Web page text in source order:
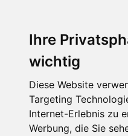
Ihre
wichtig
Diese Website
Targeting
Internet-Erlebnis zu
Werbung, die Sie